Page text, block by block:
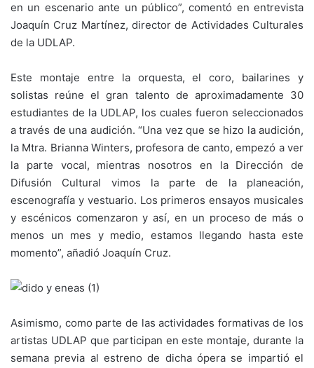
en un escenario ante un público”, comentó en entrevista
Joaquín Cruz Martínez, director de Actividades Culturales
de la UDLAP.
Este montaje entre la orquesta, el coro, bailarines y
solistas reúne el gran talento de aproximadamente 30
estudiantes de la UDLAP, los cuales fueron seleccionados
a través de una audición. “Una vez que se hizo la audición,
la Mtra. Brianna Winters, profesora de canto, empezó a ver
la parte vocal, mientras nosotros en la Dirección de
Difusión Cultural vimos la parte de la planeación,
escenografía y vestuario. Los primeros ensayos musicales
y escénicos comenzaron y así, en un proceso de más o
menos un mes y medio, estamos llegando hasta este
momento”, añadió Joaquín Cruz.
Asimismo, como parte de las actividades formativas de los
artistas UDLAP que participan en este montaje, durante la
semana previa al estreno de dicha ópera se impartió el